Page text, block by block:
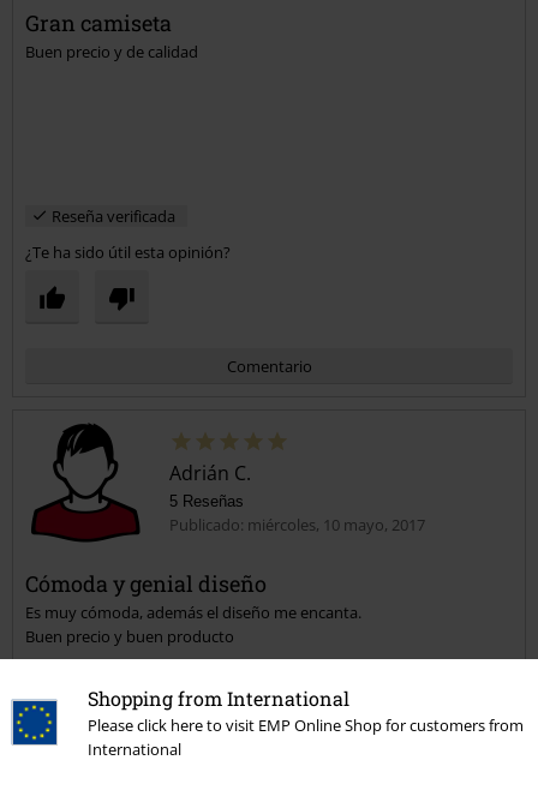
Shopping from International
Please click here to visit EMP Online Shop for customers from
International
Gran camiseta
Buen precio y de calidad
Reseña verificada
¿Te ha sido útil esta opinión?
Comentario
Enviar comentario
Adrián C.
5 Reseñas
Publicado: miércoles, 10 mayo, 2017
Cómoda y genial diseño
Es muy cómoda, además el diseño me encanta.
Buen precio y buen producto